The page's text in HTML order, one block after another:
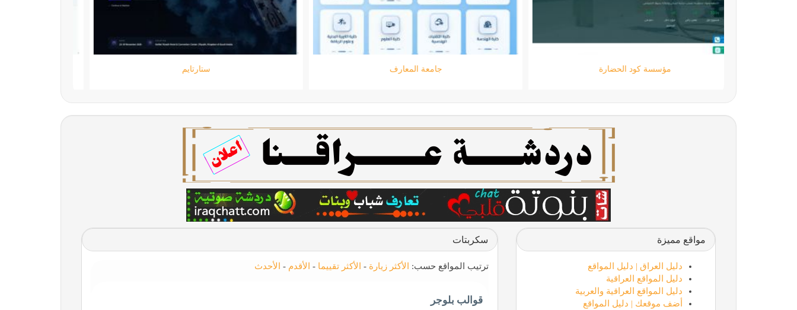
ستارتايم جامعة المعارف مؤسسة كود الحضارة
سكربتات
ترتيب المواقع حسب: الأكثر زيارة - الأكثر تقييما - الأقدم - الأحدث
قوالب بلوجر
مواقع مميزة
دليل العراق | دليل المواقع
دليل المواقع العراقية
دليل المواقع العراقية والعربية
أضف موقعك | دليل المواقع